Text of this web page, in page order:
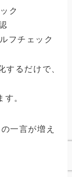
ク
フチェック
するだけで、
す。
一言が増え